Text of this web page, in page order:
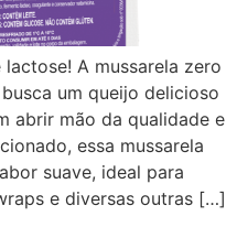
A mussarela zero
um queijo delicioso
abrir mão da qualidade e
essa mussarela
suave, ideal para
e diversas outras […]